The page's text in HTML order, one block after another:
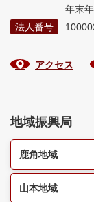
年末
法人番号
アクセス
地域振興局
鹿角地域
山本地域